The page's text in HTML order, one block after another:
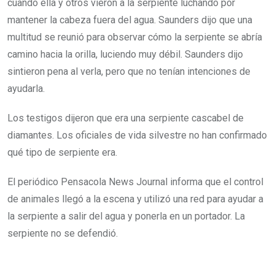
cuando ella y otros vieron a la serpiente luchando por
mantener la cabeza fuera del agua. Saunders dijo que una
multitud se reunió para observar cómo la serpiente se abría
camino hacia la orilla, luciendo muy débil. Saunders dijo
sintieron pena al verla, pero que no tenían intenciones de
ayudarla.
Los testigos dijeron que era una serpiente cascabel de
diamantes. Los oficiales de vida silvestre no han confirmado
qué tipo de serpiente era.
El periódico Pensacola News Journal informa que el control
de animales llegó a la escena y utilizó una red para ayudar a
la serpiente a salir del agua y ponerla en un portador. La
serpiente no se defendió.